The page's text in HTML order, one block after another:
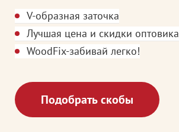
V-образная заточка
Лучшая цена и скидки
WoodFix-забивай легко!
Подобрать скобы